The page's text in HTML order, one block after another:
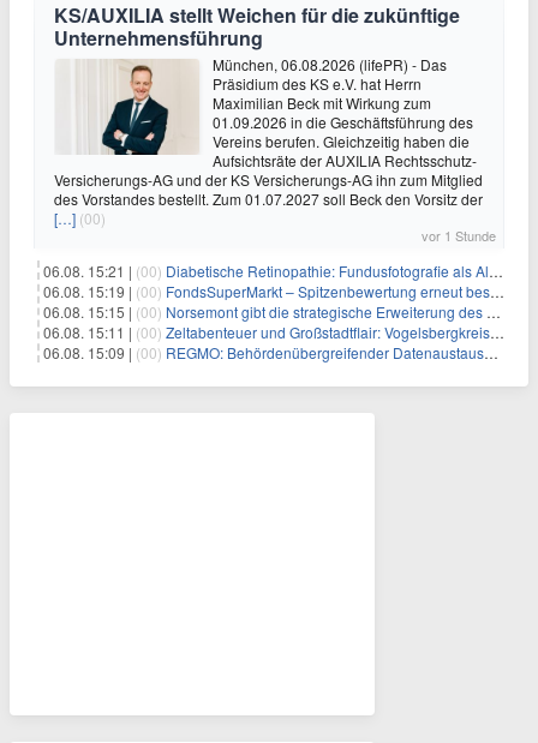
KS/AUXILIA stellt Weichen für die zukünftige
Unternehmensführung
München, 06.08.2026 (lifePR) - Das
Präsidium des KS e.V. hat Herrn
Maximilian Beck mit Wirkung zum
01.09.2026 in die Geschäftsführung des
Vereins berufen. Gleichzeitig haben die
Aufsichtsräte der AUXILIA Rechtsschutz-
Versicherungs-AG und der KS Versicherungs-AG ihn zum Mitglied
des Vorstandes bestellt. Zum 01.07.2027 soll Beck den Vorsitz der
[…] (00)
vor 1 Stunde
06.08. 15:21 | (00) Diabetische Retinopathie: Fundusfotografie als Alternative zur Ophthalmoskopie
06.08. 15:19 | (00) FondsSuperMarkt – Spitzenbewertung erneut bestätigt
06.08. 15:15 | (00) Norsemont gibt die strategische Erweiterung des Konzessionspakets Choquelimpie auf 9.048 Hektar bekannt
06.08. 15:11 | (00) Zeltabenteuer und Großstadtflair: Vogelsbergkreis blickt auf zwei erfolgreiche Sommerfreizeiten zurück
06.08. 15:09 | (00) REGMO: Behördenübergreifender Datenaustausch für Millionen Bürger:innen – Teil 1